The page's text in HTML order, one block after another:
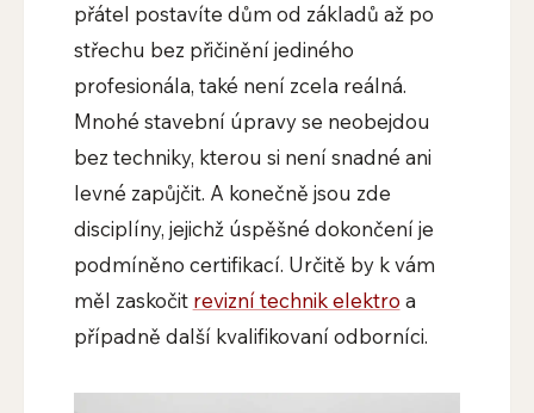
přátel postavíte dům od základů až po
střechu bez přičinění jediného
profesionála, také není zcela reálná.
Mnohé stavební úpravy se neobejdou
bez techniky, kterou si není snadné ani
levné zapůjčit. A konečně jsou zde
disciplíny, jejichž úspěšné dokončení je
podmíněno certifikací. Určitě by k vám
měl zaskočit revizní technik elektro a
případně další kvalifikovaní odborníci.